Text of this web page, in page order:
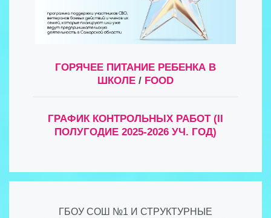
ГОРЯЧЕЕ ПИТАНИЕ РЕБЕНКА В
ШКОЛЕ / FOOD
ГРАФИК КОНТРОЛЬНЫХ РАБОТ (II
ПОЛУГОДИЕ 2025-2026 УЧ. ГОД)
ГБОУ СОШ №1 И СТРУКТУРНЫЕ